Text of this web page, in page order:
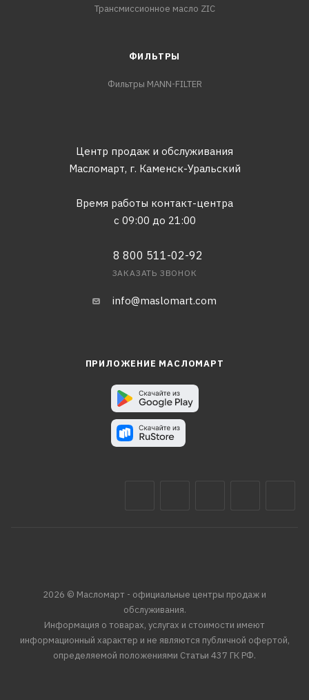
Трансмиссионное масло ZIC
ФИЛЬТРЫ
Фильтры MANN-FILTER
Центр продаж и обслуживания
Масломарт, г. Каменск-Уральский
Время работы контакт-центра
с 09:00 до 21:00
8 800 511-02-92
ЗАКАЗАТЬ ЗВОНОК
info@maslomart.com
ПРИЛОЖЕНИЕ МАСЛОМАРТ
2026 © Масломарт - официальные центры продаж и
обслуживания.
Информация о товарах, услугах и стоимости имеют
информационный характер и не являются публичной офертой,
определяемой положениями Статьи 437 ГК РФ.